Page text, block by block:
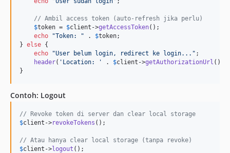
// Ambil access token (auto-refresh jika perlu)
$token = $client ->getAccessToken();
echo
"Token: " . $token;
} else {
echo
"User belum login, redirect ke login... " ;
header( ' Location: ' . $client ->getAuthorizationUrl ());
}
Contoh: Logout
// Revoke token di server dan clear local storage
$client ->revokeTokens ();
// Atau hanya clear local storage (tanpa revoke)
$client ->logout ();